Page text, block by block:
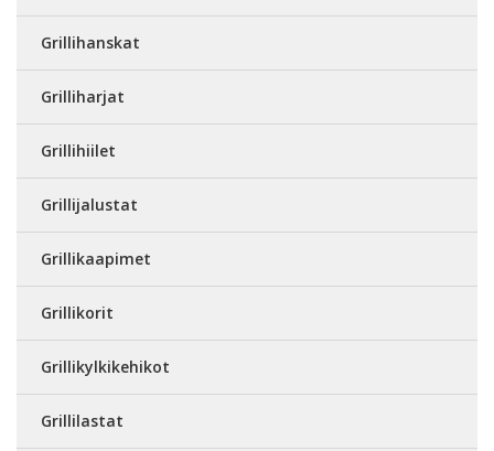
Grillihanskat
Grilliharjat
Grillihiilet
Grillijalustat
Grillikaapimet
Grillikorit
Grillikylkikehikot
Grillilastat